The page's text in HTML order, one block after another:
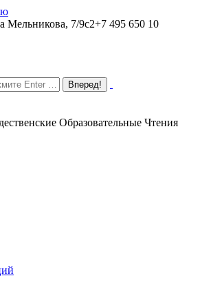
Мельникова, 7/9с2+7 495 650 10
Образовательные Чтения